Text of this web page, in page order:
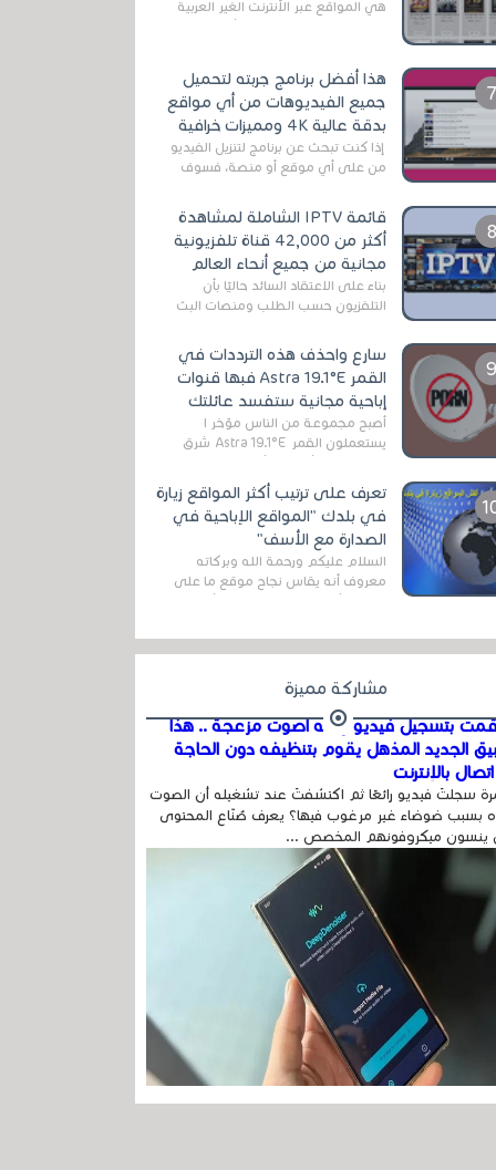
هي المواقع عبر الأنترنت الغير العربية
التي تقدم خدمة تحميل الأفلام على
هذا أفضل برنامج جربته لتحميل
جميع الفيديوهات من أي مواقع
بدقة عالية 4K ومميزات خرافية
إذا كنت تبحث عن برنامج لتنزيل الفيديو
من على أي موقع أو منصة، فسوف
الخاصة بالبرامج والتطبيقات في هذا
المج...
قائمة IPTV الشاملة لمشاهدة
أكثر من 42,000 قناة تلفزيونية
مجانية من جميع أنحاء العالم
بناءً على الاعتقاد السائد حاليًا بأن
التلفزيون حسب الطلب ومنصات البث
سارع واحذف هذه الترددات في
القمر Astra 19.1°E فبها قنوات
إباحية مجانية ستفسد عائلتك
أصبح مجموعة من الناس مؤخر ا
يستعملون القمر Astra 19.1°E شرق
قنوات مميزة جدا تنقل العديد من البرامج
اله...
تعرف على ترتيب أكثر المواقع زيارة
في بلدك "المواقع الإباحية في
الصدارة مع الأسف"
السلام عليكم ورحمة الله وبركاته
معروف أنه يقاس نجاح موقع ما على
في...
مشاركة مميزة
بتسجيل فيديو وفيه أصوت مزعجة .. هذا
الجديد المذهل يقوم بتنظيفه دون الحاجة
بالإنترنت
سجلتَ فيديو رائعًا ثم اكتشفتَ عند تشغيله أن الصوت
بسبب ضوضاء غير مرغوب فيها؟ يعرف صُنّاع المحتوى
ينسون ميكروفونهم المخصص ...